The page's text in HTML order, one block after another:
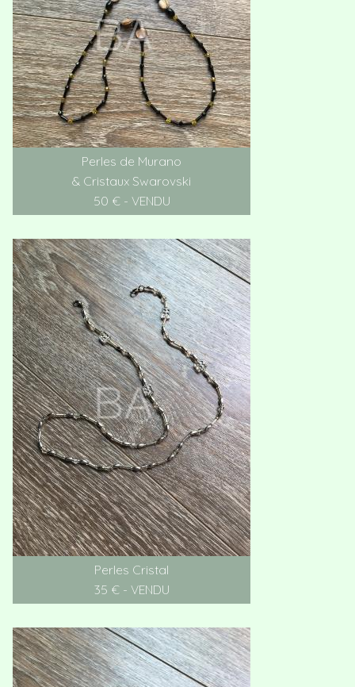
Perles de Murano
& Cristaux Swarovski
50 € - VENDU
Perles Cristal
35 € - VENDU